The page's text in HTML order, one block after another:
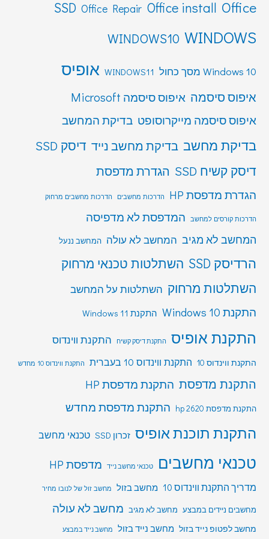
Office
Office install
Office Repair
SSD
WINDOWS
WINDOWS10
Windows 10 מסך כחול WINDOWS11 אופיס
איפוס סיסמה איפוס סיסמה Microsoft
איפוס סיסמה מייקרוסופט בדיקת המחשב
בדיקת מחשב בדיקת מחשב נייד דיסק SSD
דיסק קשיח SSD
הגדרת מדפסת
הגדרת מדפסת HP הדרכות מחשבים הדרכות מחשבים מרחוק
הדרכות קורסים למחשב המדפסת לא מדפיסה
המחשב לא מגיב המחשב לא עולה המחשב ננעל
הרדיסק SSD
השתלטות טכנאי מרחוק
השתלטות מרחוק השתלטות על המחשב
התקנת Windows 10 התקנת Windows 11
התקנת אופיס התקנת דיסק קשיח התקנת ווינדוס
התקנת ווינדוס 10 התקנת ווינדוס 10 בעברית התקנת ווינדוס 10 מחדש
התקנת מדפסת התקנת מדפסת HP
התקנת מדפסת hp 2620 התקנת מדפסת מחדש
התקנת תוכנת אופיס זכרון SSD טכנאי מחשב
טכנאי מחשבים טכנאי מחשב נייד מדפסת HP
מדריך התקנת ווינדוס 10 מחשב בזול מחשב זול של לנובו מחיר
מחשבים ניידים במבצע מחשב לא מגיב מחשב לא עולה
מחשב לפטופ נייד בזול מחשב נייד בזול מחשב נייד במבצע